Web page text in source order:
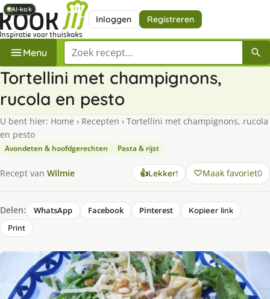
Inloggen Registreren
Menu Zoek een recept
Tortellini met champignons,
rucola en pesto
U bent hier: Home › Recepten › Tortellini met champignons, rucola
en pesto
Avondeten & hoofdgerechten Pasta & rijst
Recept van Wilmie 👍Lekker! Maak favoriet0
Delen: WhatsApp Facebook Pinterest
Kopieer link
Print
AI-kok
AI-kok
AI-kok
AI-kok
AI-kok
AI-kok